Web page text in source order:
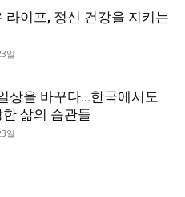
라이프, 정신 건강을 지키는
일
상을 바꾸다…한국에서도
삶의 습관들
일